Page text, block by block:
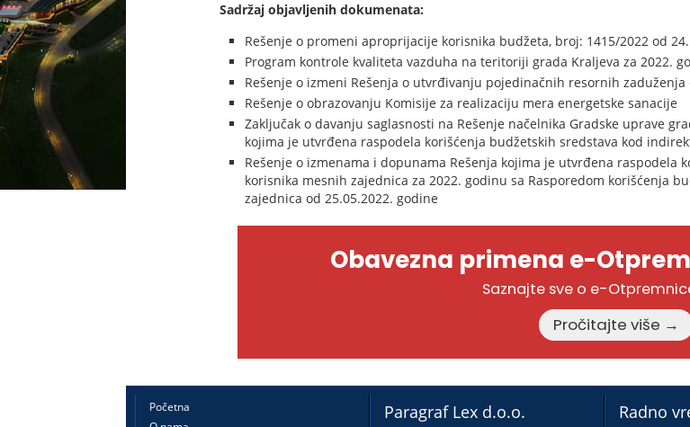
Sadržaj objavljenih dokumenata:
Rešenje o promeni aproprijacije korisnika budžeta, broj: 1415/2022 od
Program kontrole kvaliteta vazduha na teritoriji grada Kraljeva za 2022.
Rešenje o izmeni Rešenja o utvrđivanju pojedinačnih resornih zaduženja
Rešenje o obrazovanju Komisije za realizaciju mera energetske sanacije
Zaključak o davanju saglasnosti na Rešenje načelnika Gradske uprave
kojima je utvrđena raspodela korišćenja budžetskih sredstava kod
Rešenje o izmenama i dopunama Rešenja kojima je utvrđena
korisnika mesnih zajednica za 2022. godinu sa Rasporedom korišćenja
zajednica od 25.05.2022. godine
Obavezna primena e-
Saznajte sve o e-
Pročitajte više →
Početna
Paragraf Lex d.o.o. Radno